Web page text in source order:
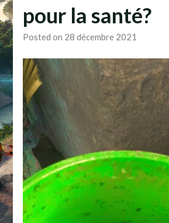
pour la santé?
Posted on 28 décembre 2021